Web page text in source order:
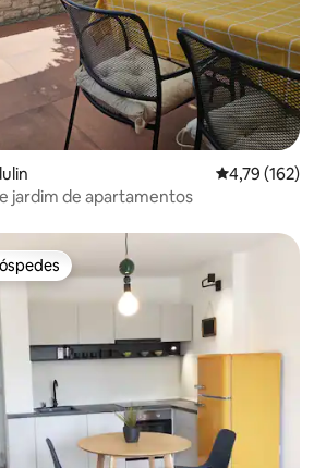
4,79 de uma
4,79 (162)
jardim de apartamentos
preferidos dos hóspedes